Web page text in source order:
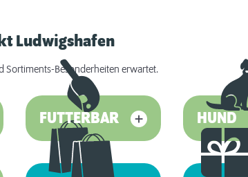
Ludwigshafen
Sortiments-Besonderheiten erwartet.
FUTTERBAR HUND